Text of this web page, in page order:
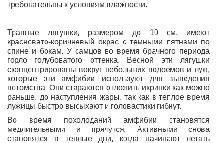
требовательны к условиям влажности.
Травные лягушки, размером до 10 см, имеют
красновато-коричневый окрас с темными пятнами по
спине и бокам. У самцов во время брачного периода
горло голубоватого оттенка. Весной эти лягушки
сконцентрированы вокруг небольших водоемов и луж,
которые эти амфибии используют для выведения
потомства. Они стараются отложить икринки как можно
раньше, до наступления жары, так как в теплое время
лужицы быстро высыхают и головастики гибнут.
Во время похолоданий амфибии становятся
медлительными и прячутся. Активными снова
становятся в теплые дни, когда начинают летать